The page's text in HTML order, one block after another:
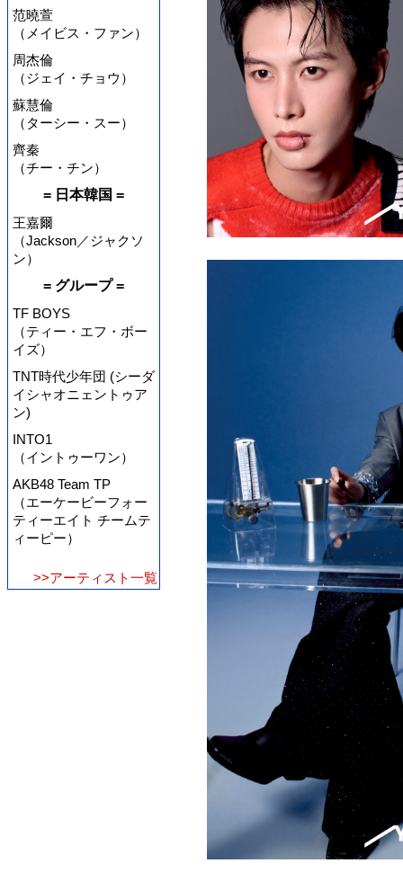
范曉萱
（メイビス・ファン）
周杰倫
（ジェイ・チョウ）
蘇慧倫
（ターシー・スー）
齊秦
（チー・チン）
= 日本韓国 =
王嘉爾
（Jackson／ジャクソ
ン）
= グループ =
TF BOYS
（ティー・エフ・ボー
イズ）
TNT時代少年団 (シーダ
イシャオニェントゥア
ン)
INTO1
（イントゥーワン）
AKB48 Team TP
（エーケービーフォー
ティーエイト チームテ
ィーピー）
>>アーティスト一覧